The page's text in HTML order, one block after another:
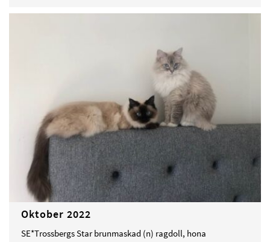
Oktober 2022
SE*Trossbergs Star brunmaskad (n) ragdoll, hona